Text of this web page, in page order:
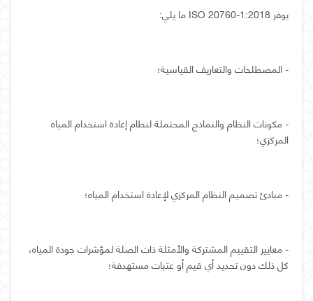
يوفر ISO 20760-1:2018 ما يلي:
- المصطلحات والتعاريف القياسية؛
- مكونات النظام والنماذج المحتملة لنظام إعادة استخدام المياه
المركزي؛
- مبادئ تصميم النظام المركزي لإعادة استخدام المياه؛
- معايير التقييم المشتركة والأمثلة ذات الصلة لمؤشرات جودة المياه،
كل ذلك دون تحديد أي قيم أو عتبات مستهدفة؛